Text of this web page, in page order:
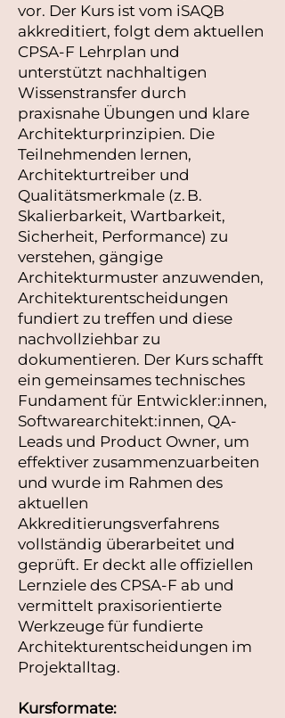
vor. Der Kurs ist vom iSAQB
akkreditiert, folgt dem aktuellen
CPSA‑F Lehrplan und
unterstützt nachhaltigen
Wissenstransfer durch
praxisnahe Übungen und klare
Architekturprinzipien. Die
Teilnehmenden lernen,
Architekturtreiber und
Qualitätsmerkmale (z. B.
Skalierbarkeit, Wartbarkeit,
Sicherheit, Performance) zu
verstehen, gängige
Architekturmuster anzuwenden,
Architekturentscheidungen
fundiert zu treffen und diese
nachvollziehbar zu
dokumentieren. Der Kurs schafft
ein gemeinsames technisches
Fundament für Entwickler:innen,
Softwarearchitekt:innen, QA-
Leads und Product Owner, um
effektiver zusammenzuarbeiten
und wurde im Rahmen des
aktuellen
Akkreditierungsverfahrens
vollständig überarbeitet und
geprüft. Er deckt alle offiziellen
Lernziele des CPSA‑F ab und
vermittelt praxisorientierte
Werkzeuge für fundierte
Architekturentscheidungen im
Projektalltag.
Kursformate: